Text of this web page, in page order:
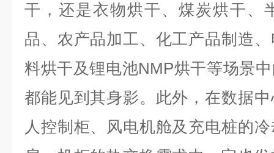
干，还是衣物烘干、煤炭烘干、
品、农产品加工、化工产品制造
料烘干及锂电池NMP烘干等场景
都能见到其身影。此外，在数据
人控制柜、风电机舱及充电桩的